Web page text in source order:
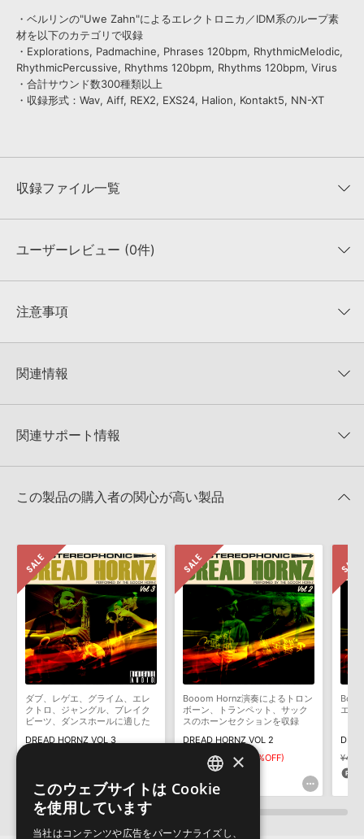
・ベルリンの"Uwe Zahn"によるエレクトロニカ／IDM系のループ素
材を以下のカテゴリで収録
・Explorations, Padmachine, Phrases 120bpm, RhythmicMelodic,
RhythmicPercussive, Rhythms 120bpm, Rhythms 120bpm, Virus
・合計サウンド数300種類以上
・収録形式：Wav, Aiff, REX2, EXS24, Halion, Kontakt5, NN-XT
収録ファイル一覧
収録ファイル一覧
ユーザーレビュー (0件)
★★★★★
★5
★4
★1
0%
注意事項
KONTAKTフォーマットは、
でお使いいただけます。無償版のKONTAKT PLAYERではお使いい
4GBを超えるデータに関するご注意：
FAT32でフォーマットされた
きます際には、NTFSやHFS＋でフォーマットされたHDDをご用意
いただく必要がございます。
知らせするメールの2通が送信されます。メールに記載されており
ます説明に沿って、製品のダウンロード／導入を行って下さい。
サンプルパック製品には、原則として日本語版操作マニュアルをご
用意しておりません。ご購入後のご不明点や詳細に関するお問い合
わせなどはテクニカルサポート
までご連絡ください。
デモソングは、製品収録サウンドを使ってできることを紹介するた
めのデモンストレーション用の楽曲です。原則として、デモソング
そのものをお使いいただくことはできません。また、デモソングを
構成する全てのサウンドが、サンプルパックに含まれていることを
保証するものではありません。
しかねます。
関連情報
WARP STATICのサポート情報
関連サポート情報
2024.09.11
2022.06.06
2022.06.06
Apple社「EXS24」「Sampler」のサンプルパック追加方法
2022.06.06
Reason Studios社「Reason」及び関連ソフトでのプリセット追
加方法
KONTAKT ライブラリのロード方法（Native Access 非対応製
品）
マークのついた情報は、該当する製品のご購入ユーザー様専用となって
おります。ご覧頂くには、該当する製品をご購入頂く必要がございます。
この製品の購入者の関心が高い製品
ダブ、レゲエ、グライム、エレ
クトロ、ジャングル、ブレイク
ビーツ、ダンスホールに適した
録
DREAD HORNZ VOL 3
Booom Hornz演奏によるトロン
ボーン、トランペット、サック
スのホーンセクションを収録
DREAD HORNZ VOL 2
¥3,190 ¥2,233(30%OFF)
66pt
エ向
ENGLISH
×
このウェブサイトは Cookie
を使用しています
当社はコンテンツや広告をパーソナライズし、